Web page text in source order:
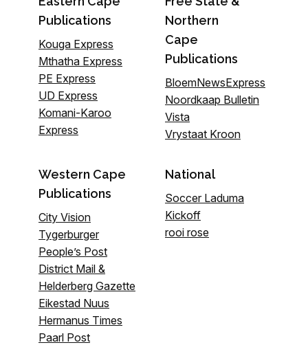
Publications
Kouga Express
Mthatha Express
PE Express
UD Express
Komani-Karoo
Express
Northern
Cape
Publications
BloemNewsExpress
Noordkaap Bulletin
Vista
Vrystaat Kroon
Western Cape
Publications
City Vision
Tygerburger
People’s Post
District Mail &
Helderberg Gazette
Eikestad Nuus
Hermanus Times
Paarl Post
National
Soccer Laduma
Kickoff
rooi rose